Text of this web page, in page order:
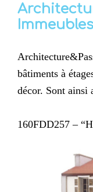
Immeubles
bâtiments à
décor. Sont ainsi
160FDD257 –